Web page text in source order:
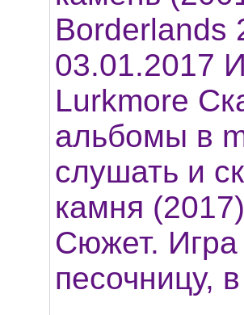
Borderlands
03.01.2017
Lurkmore
альбомы в
слушать и
камня
Сюжет. Игра
песочницу,